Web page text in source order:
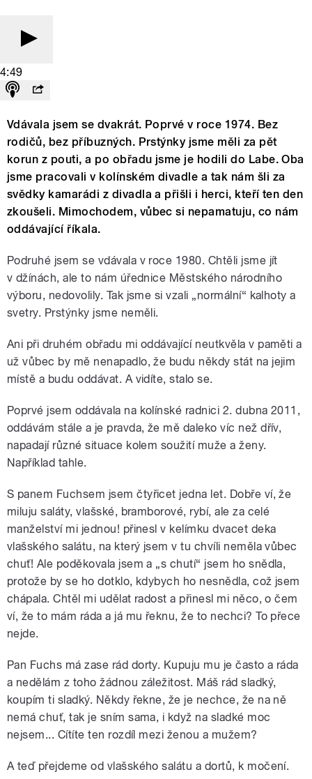
4:49
Vdávala jsem se dvakrát. Poprvé v roce 1974. Bez
rodičů, bez příbuzných. Prstýnky jsme měli za pět
korun z pouti, a po obřadu jsme je hodili do Labe. Oba
jsme pracovali v kolínském divadle a tak nám šli za
svědky kamarádi z divadla a přišli i herci, kteří ten den
zkoušeli. Mimochodem, vůbec si nepamatuju, co nám
oddávající říkala.
Podruhé jsem se vdávala v roce 1980. Chtěli jsme jít
v džínách, ale to nám úřednice Městského národního
výboru, nedovolily. Tak jsme si vzali „normální“ kalhoty a
svetry. Prstýnky jsme neměli.
Ani při druhém obřadu mi oddávající neutkvěla v paměti a
už vůbec by mě nenapadlo, že budu někdy stát na jejim
místě a budu oddávat. A vidíte, stalo se.
Poprvé jsem oddávala na kolínské radnici 2. dubna 2011,
oddávám stále a je pravda, že mě daleko víc než dřív,
napadají různé situace kolem soužití muže a ženy.
Například tahle.
S panem Fuchsem jsem čtyřicet jedna let. Dobře ví, že
miluju saláty, vlašské, bramborové, rybí, ale za celé
manželství mi jednou! přinesl v kelímku dvacet deka
vlašského salátu, na který jsem v tu chvíli neměla vůbec
chuť! Ale poděkovala jsem a „s chutí“ jsem ho snědla,
protože by se ho dotklo, kdybych ho nesnědla, což jsem
chápala. Chtěl mi udělat radost a přinesl mi něco, o čem
ví, že to mám ráda a já mu řeknu, že to nechci? To přece
nejde.
Pan Fuchs má zase rád dorty. Kupuju mu je často a ráda
a nedělám z toho žádnou záležitost. Máš rád sladký,
koupím ti sladký. Někdy řekne, že je nechce, že na ně
nemá chuť, tak je sním sama, i když na sladké moc
nejsem... Cítíte ten rozdíl mezi ženou a mužem?
A teď přejdeme od vlašského salátu a dortů, k močení.